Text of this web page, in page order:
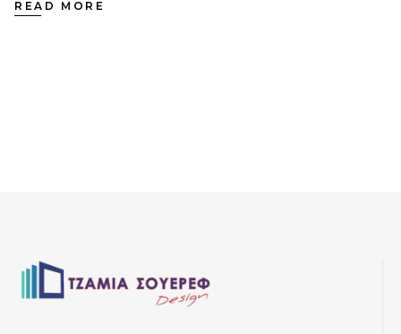
READ MORE